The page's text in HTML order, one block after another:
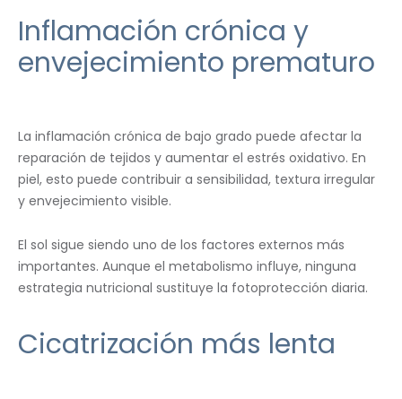
Inflamación crónica y
envejecimiento prematuro
La inflamación crónica de bajo grado puede afectar la
reparación de tejidos y aumentar el estrés oxidativo. En
piel, esto puede contribuir a sensibilidad, textura irregular
y envejecimiento visible.
El sol sigue siendo uno de los factores externos más
importantes. Aunque el metabolismo influye, ninguna
estrategia nutricional sustituye la fotoprotección diaria.
Cicatrización más lenta